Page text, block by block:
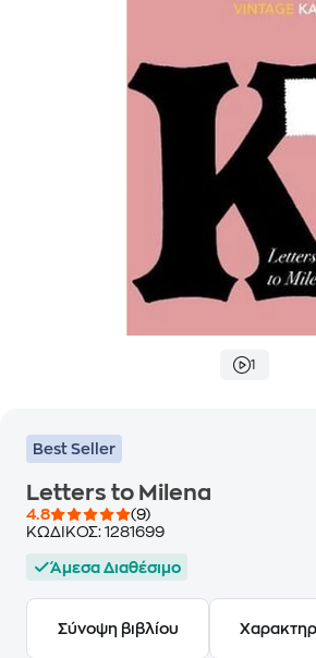
1
Best Seller
Letters to Milena
4.8
(9)
ΚΩΔΙΚΟΣ: 1281699
Άμεσα Διαθέσιμο
Σύνοψη βιβλίου